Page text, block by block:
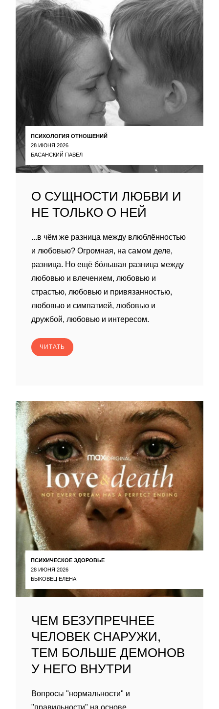
ПСИХОЛОГИЯ ОТНОШЕНИЙ
28 ИЮНЯ 2026
БАСАНСКИЙ ПАВЕЛ
О СУЩНОСТИ ЛЮБВИ И
НЕ ТОЛЬКО О НЕЙ
...в чём же разница между влюблённостью
и любовью? Огромная, на самом деле,
разница. Но ещё бóльшая разница между
любовью и влечением, любовью и
страстью, любовью и привязанностью,
любовью и симпатией, любовью и
дружбой, любовью и интересом.
ЧИТАТЬ
ПСИХИЧЕСКОЕ ЗДОРОВЬЕ
28 ИЮНЯ 2026
БЫКОВЕЦ ЕЛЕНА
ЧЕМ БЕЗУПРЕЧНЕЕ
ЧЕЛОВЕК СНАРУЖИ,
ТЕМ БОЛЬШЕ ДЕМОНОВ
У НЕГО ВНУТРИ
Вопросы "нормальности" и
"правильности" на основе